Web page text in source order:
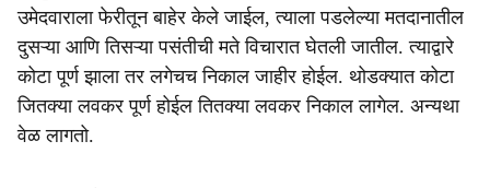
उमेदवाराला फेरीतून बाहेर केले जाईल, त्याला पडलेल्या मतदानातील
दुसऱ्या आणि तिसऱ्या पसंतीची मते विचारात घेतली जातील. त्याद्वारे
कोटा पूर्ण झाला तर लगेचच निकाल जाहीर होईल. थोडक्यात कोटा
जितक्या लवकर पूर्ण होईल तितक्या लवकर निकाल लागेल. अन्यथा
वेळ लागतो.